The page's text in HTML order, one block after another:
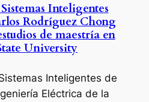
Inteligentes
Rodríguez Chong
de maestría en
University
Inteligentes de
Eléctrica de la